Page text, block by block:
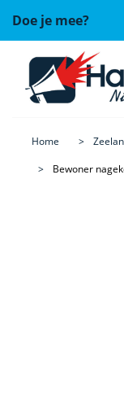
Doe je mee?
Home
Bewoner